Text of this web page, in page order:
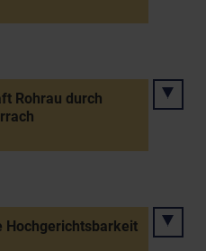
Rohrau durch
Hochgerichtsbarkeit